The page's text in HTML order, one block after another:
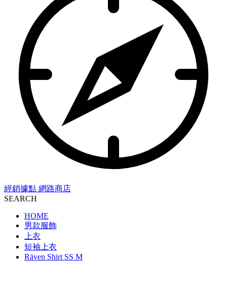
經銷據點 網路商店
SEARCH
HOME
男款服飾
上衣
短袖上衣
Räven Shirt SS M